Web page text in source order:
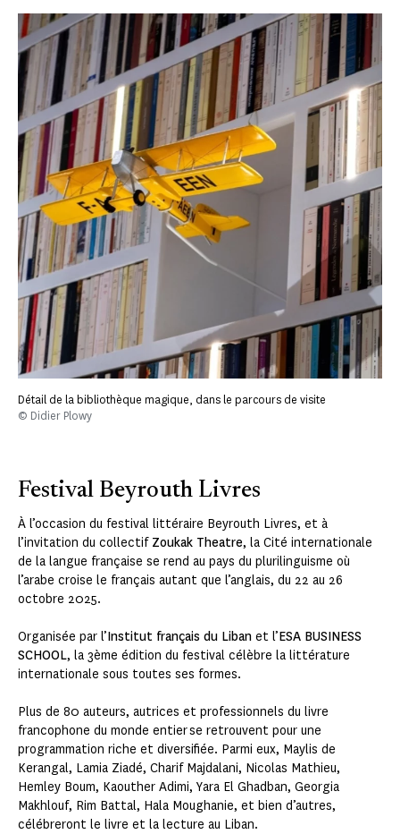
Détail de la bibliothèque magique, dans le parcours de visite
© Didier Plowy
Festival Beyrouth Livres
À l’occasion du festival littéraire Beyrouth Livres, et à
l’invitation du collectif Zoukak Theatre, la Cité internationale
de la langue française se rend au pays du plurilinguisme où
l’arabe croise le français autant que l’anglais, du 22 au 26
octobre 2025.
Organisée par l’Institut français du Liban et l’ESA BUSINESS
SCHOOL, la 3ème édition du festival célèbre la littérature
internationale sous toutes ses formes.
Plus de 80 auteurs, autrices et professionnels du livre
francophone du monde entier se retrouvent pour une
programmation riche et diversifiée. Parmi eux, Maylis de
Kerangal, Lamia Ziadé, Charif Majdalani, Nicolas Mathieu,
Hemley Boum, Kaouther Adimi, Yara El Ghadban, Georgia
Makhlouf, Rim Battal, Hala Moughanie, et bien d’autres,
célébreront le livre et la lecture au Liban.